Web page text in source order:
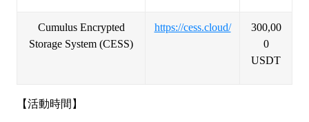
Cumulus Encrypted
Storage System (CESS)
https://cess.cloud/
300,00
0
USDT
【活動時間】